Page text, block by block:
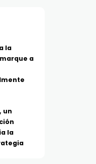
la
a
un
la